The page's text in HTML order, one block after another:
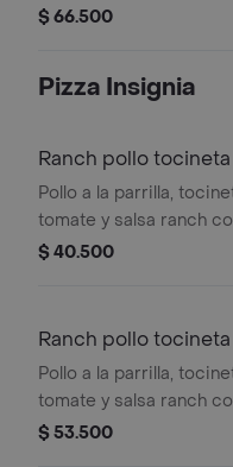
Roja y Pepperoncini.
$ 66.500
Pizza Insignia
Ranch pollo
Pollo a la parrilla,
tomate y salsa ranch
porciones. Incluye Salsa
$ 40.500
Ranch pollo
Pollo a la parrilla,
tomate y salsa ranch
porciones. Incluye Salsa
$ 53.500